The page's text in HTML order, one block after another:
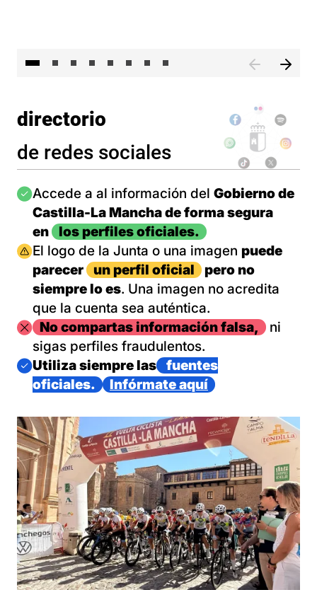
directorio
de redes sociales
Imagen
Accede a al información del Gobierno de
Castilla-La Mancha de forma segura
en
los perfiles oficiales.
Imagen
El logo de la Junta o una imagen puede
parecer
un perfil oficial
pero no
siempre lo es. Una imagen no acredita
que la cuenta sea auténtica.
ImagenNo compartas información falsa,
ni
sigas perfiles fraudulentos.
Imagen
Utiliza siempre las
fuentes
oficiales.
Infórmate aquí